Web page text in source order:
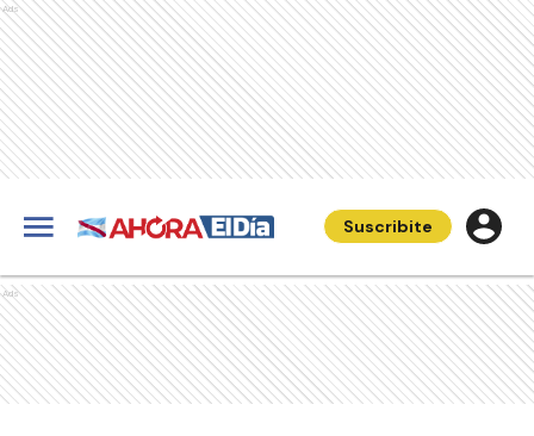
Ads
Suscribite
Ads